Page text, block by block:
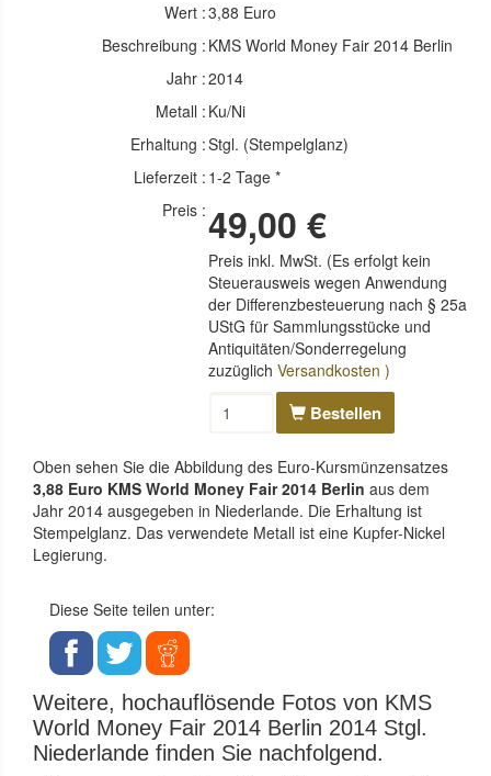
Wert :3,88 Euro
Beschreibung : KMS World Money Fair 2014 Berlin
Jahr :2014
Metall : Ku/Ni
Erhaltung :Stgl. (Stempelglanz)
Lieferzeit : 1-2 Tage *
Preis :49,00 €
Preis inkl. MwSt. (Es erfolgt kein
Steuerausweis wegen Anwendung
der Differenzbesteuerung nach § 25a
UStG für Sammlungsstücke und
Antiquitäten/Sonderregelung
zuzüglichVersandkosten )
Bestellen
Oben sehen Sie die Abbildung des Euro-Kursmünzensatzes
3,88 Euro KMS World Money Fair 2014 Berlin aus dem
Jahr 2014 ausgegeben in Niederlande. Die Erhaltung ist
Stempelglanz. Das verwendete Metall ist eine Kupfer-Nickel
Legierung.
Diese Seite teilen unter:
Weitere, hochauflösende Fotos von KMS
World Money Fair 2014 Berlin 2014 Stgl.
Niederlande finden Sie nachfolgend.